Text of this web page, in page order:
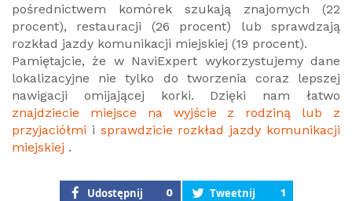
pośrednictwem komórek szukają znajomych (22
procent), restauracji (26 procent) lub sprawdzają
rozkład jazdy komunikacji miejskiej (19 procent).
Pamiętajcie, że w NaviExpert wykorzystujemy dane
lokalizacyjne nie tylko do tworzenia coraz lepszej
nawigacji omijającej korki. Dzięki nam łatwo
znajdziecie miejsce na wyjście z rodziną lub z
przyjaciółmi i sprawdzicie rozkład jazdy komunikacji
miejskiej .
Udostępnij 0 Tweetnij 1